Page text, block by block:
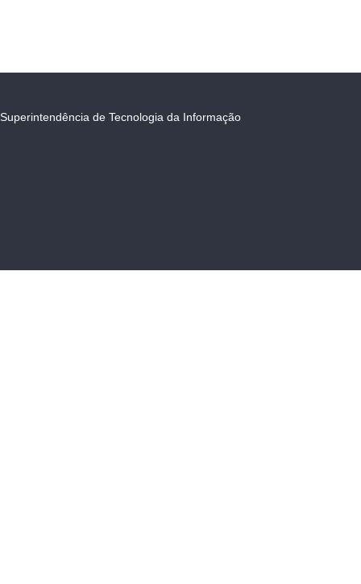
Superintendência de Tecnologia da Informação